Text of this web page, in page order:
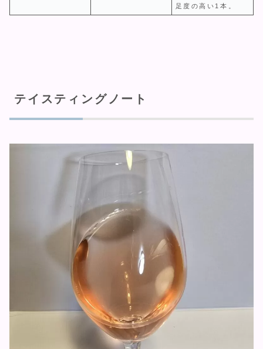
足度の高い1本。
テイスティングノート